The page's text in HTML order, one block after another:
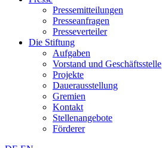
Pressemitteilungen
Presseanfragen
Presseverteiler
Die Stiftung
Aufgaben
Vorstand und Geschäftsstelle
Projekte
Dauerausstellung
Gremien
Kontakt
Stellenangebote
Förderer